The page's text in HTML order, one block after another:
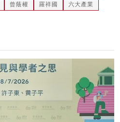
曾蔭權 羅祥國 六大產業